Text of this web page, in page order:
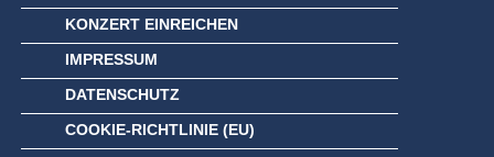
KONZERT EINREICHEN
IMPRESSUM
DATENSCHUTZ
COOKIE-RICHTLINIE (EU)